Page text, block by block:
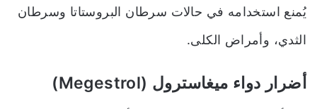
يُمنع استخدامه في حالات سرطان البروستاتا وسرطان
الثدي، وأمراض الكلى.
أضرار دواء ميغاسترول (Megestrol)